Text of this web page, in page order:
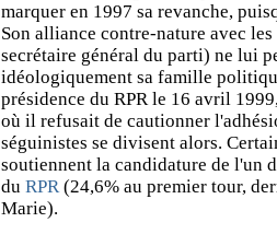
marquer en 1997 sa revanche,
Son alliance contre-nature avec
secrétaire général du parti) ne lui
idéologiquement sa famille
présidence du RPR le 16 avril
où il refusait de cautionner
séguinistes se divisent alors.
soutiennent la candidature de l'un
du RPR(24,6% au premier tour,
Marie).